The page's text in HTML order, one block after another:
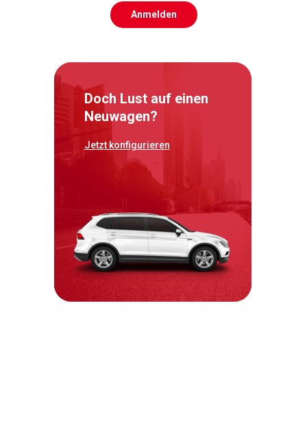
Anmelden
Doch Lust auf einen
Neuwagen?
Jetzt konfigurieren